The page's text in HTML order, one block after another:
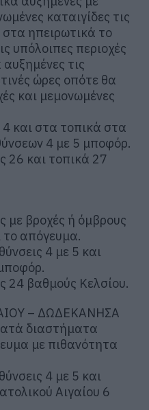
καταιγίδες τις
στα ηπειρωτικά το
υπόλοιπες περιοχές
τις
ώρες οπότε θα
και μεμονωμένες
και στα τοπικά στα
4 με 5 μποφόρ.
26 και τοπικά 27
με βροχές ή όμβρους
το απόγευμα.
4 με 5 και
24 βαθμούς Κελσίου.
– ΔΩΔΕΚΑΝΗΣΑ
διαστήματα
με πιθανότητα
4 με 5 και
Αιγαίου 6